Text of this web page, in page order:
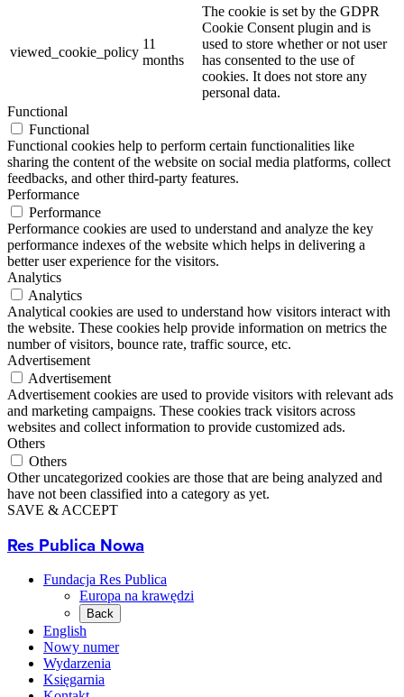
viewed_cookie_policy
11
months
The cookie is set by the GDPR
Cookie Consent plugin and is
used to store whether or not user
has consented to the use of
cookies. It does not store any
personal data.
Functional
Functional
Functional cookies help to perform certain functionalities like
sharing the content of the website on social media platforms, collect
feedbacks, and other third-party features.
Performance
Performance
Performance cookies are used to understand and analyze the key
performance indexes of the website which helps in delivering a
better user experience for the visitors.
Analytics
Analytics
Analytical cookies are used to understand how visitors interact with
the website. These cookies help provide information on metrics the
number of visitors, bounce rate, traffic source, etc.
Advertisement
Advertisement
Advertisement cookies are used to provide visitors with relevant ads
and marketing campaigns. These cookies track visitors across
websites and collect information to provide customized ads.
Others
Others
Other uncategorized cookies are those that are being analyzed and
have not been classified into a category as yet.
SAVE & ACCEPT
Res Publica Nowa
Fundacja Res Publica
Europa na krawędzi
Back
English
Nowy numer
Wydarzenia
Księgarnia